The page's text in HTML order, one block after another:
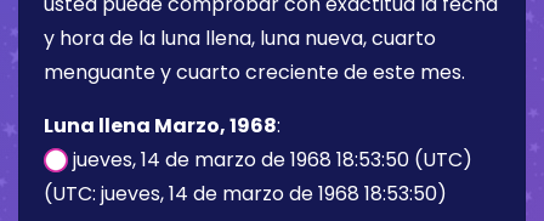
y hora de la luna llena, luna nueva, cuarto
menguante y cuarto creciente de este mes.
Luna llena Marzo, 1968:
jueves, 14 de marzo de 1968 18:53:50 (UTC)
(UTC: jueves, 14 de marzo de 1968 18:53:50)